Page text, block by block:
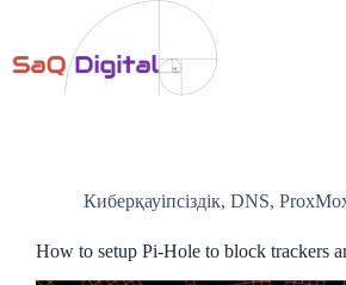
Киберқауіпсіздік, DNS,
How to setup Pi-Hole to block trackers